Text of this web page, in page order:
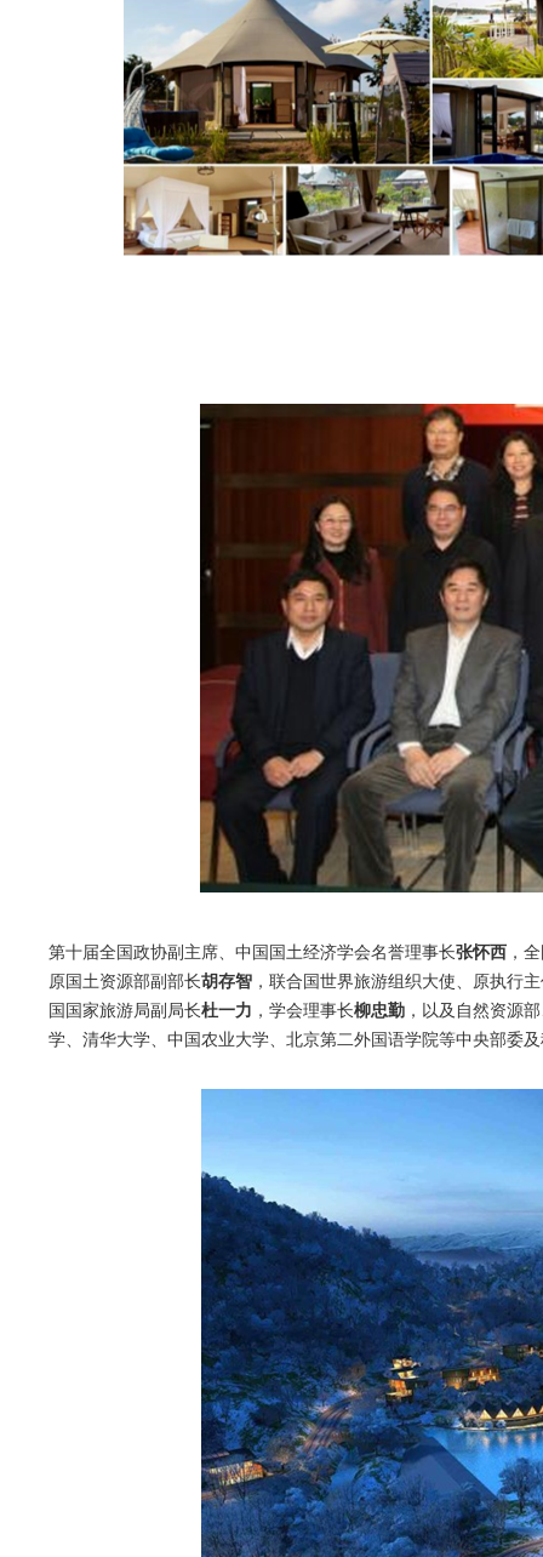
第十届全国政协副主席、中国国土经济学会名誉理事长张怀西 ，
原国土资源部副部长胡存智 ，联合国世界旅游组织大使、原执行
国国家旅游局副局长杜一力 ，学会理事长柳忠勤 ，以及自然资源
学、清华大学、中国农业大学、北京第二外国语学院等中央部委